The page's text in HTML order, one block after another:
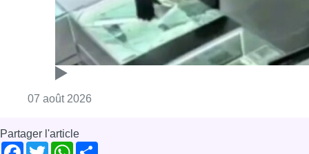
07 août 2026
Partager l'article
Facebook
TwitterWhatsApp